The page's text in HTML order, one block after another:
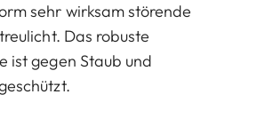
sehr wirksam störende
Das robuste
ist gegen Staub und